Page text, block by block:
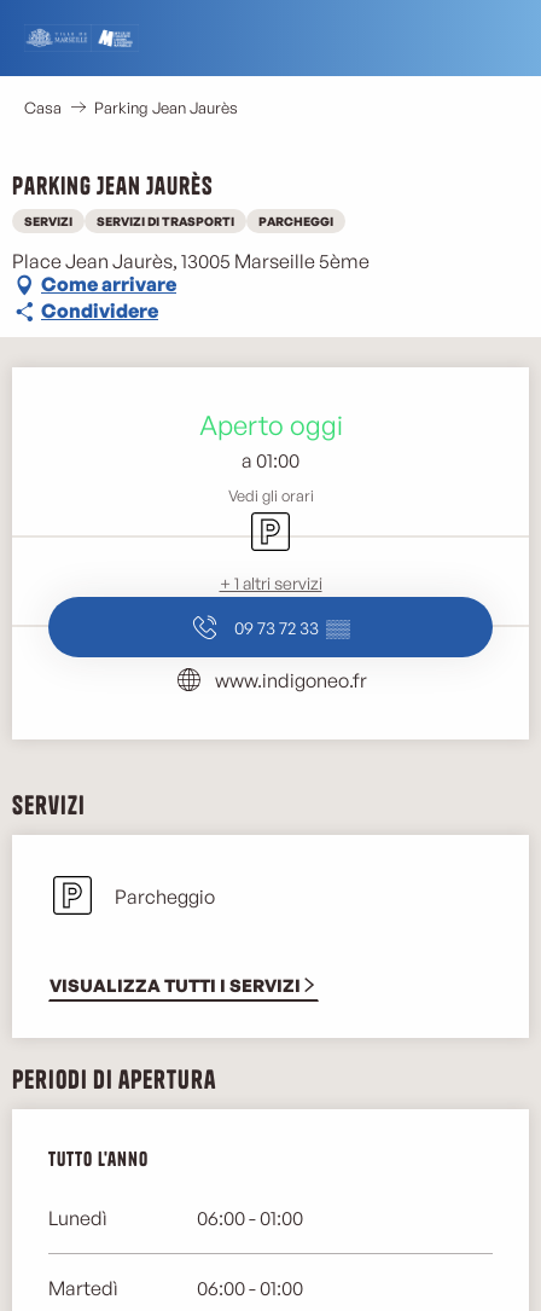
contenu
principal
Casa Parking Jean Jaurès
Parking Jean Jaurès
SERVIZI SERVIZI DI TRASPORTI PARCHEGGI
Place Jean Jaurès, 13005 Marseille 5ème
Come arrivare
Condividere
Aperto oggi
a 01:00
Vedi gli orari
Parcheggio
+ 1 altri servizi
09 73 72 33 ▒▒
www.indigoneo.fr
Servizi
Parcheggio
VISUALIZZA TUTTI I SERVIZI
Periodi di apertura
Tutto l'anno
Tutto l'anno
Lunedì 06:00 - 01:00
Martedì 06:00 - 01:00